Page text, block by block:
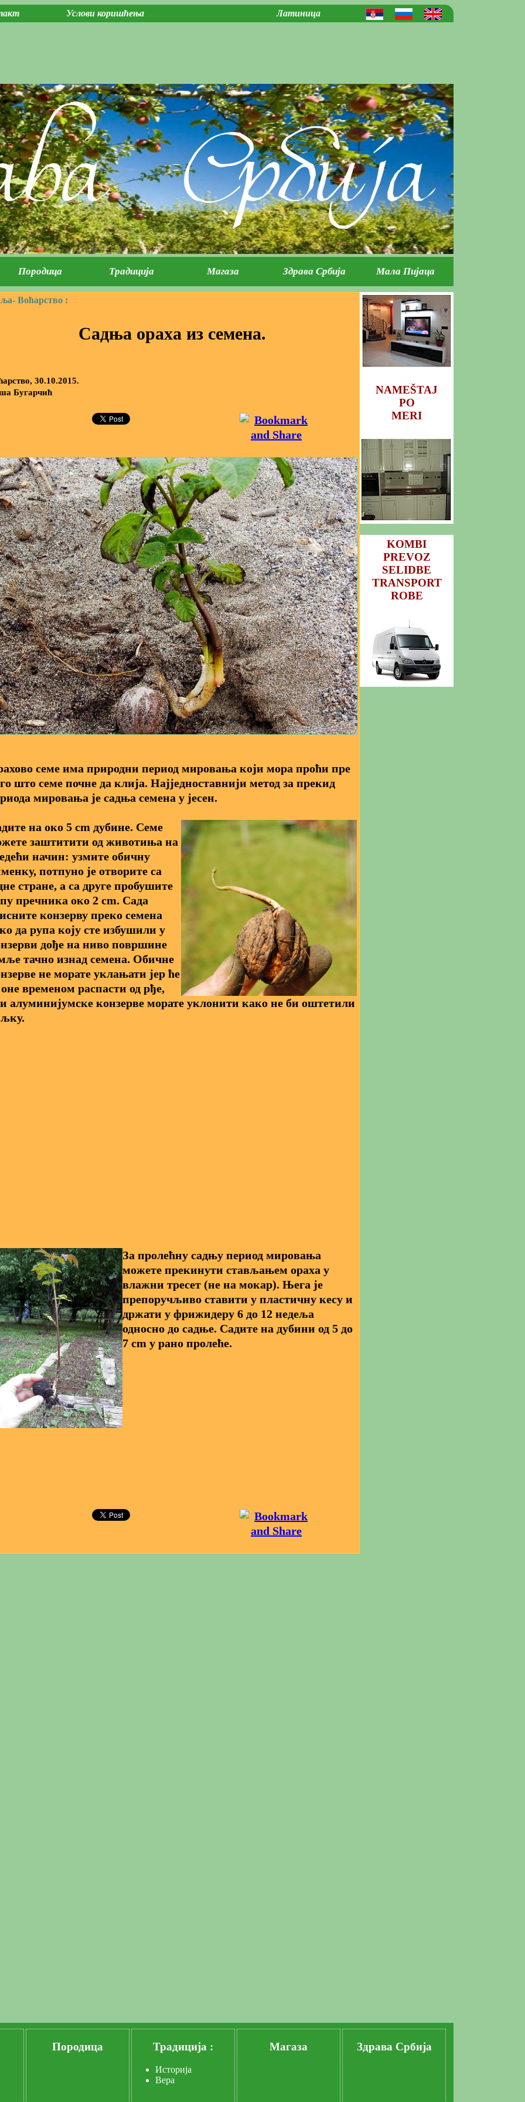
Услови коришћења Латиница
NAMEŠTAJ
PO
MERI
KOMBI
PREVOZ
SELIDBE
TRANSPORT
ROBE
Воћарство :
Садња ораха из семена.
30.10.2015.
Бугарчић
семе има природни период мировања који мора проћи пре
што семе почне да клија. Најједноставнији метод за прекид
мировања је садња семена у јесен.
на око 5 cm дубине. Семе
заштитити од животиња на
начин: узмите обичну
потпуно је отворите са
стране, а са друге пробушите
пречника око 2 cm. Сада
конзерву преко семена
да рупа коју сте избушили у
дође на ниво површине
тачно изнад семена. Обичне
не морате уклањати јер ће
оне временом распасти од рђе,
алуминијумске конзерве морате уклонити како не би оштетили
За пролећну садњу период мировања
можете прекинути стављањем ораха у
влажни тресет (не на мокар). Њега је
препоручљиво ставити у пластичну кесу и
држати у фрижидеру 6 до 12 недеља
односно до садње. Садите на дубини од 5 до
7 cm у рано пролеће.
Породица Традиција Магаза Здрава Србија Мала Пијаца
Породица Традиција :
Историја
Вера
Магаза Здрава Србија